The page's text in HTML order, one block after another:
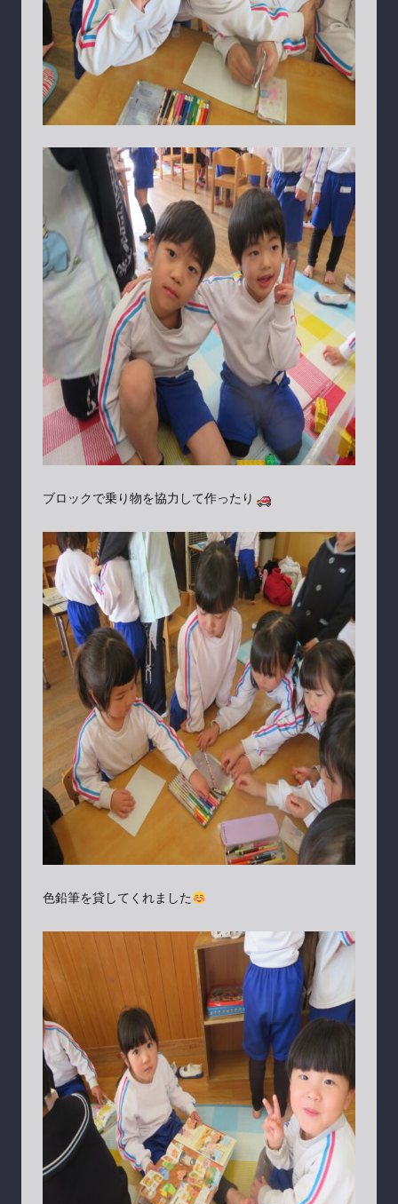
ブロックで乗り物を協力して作ったり
色鉛筆を貸してくれました